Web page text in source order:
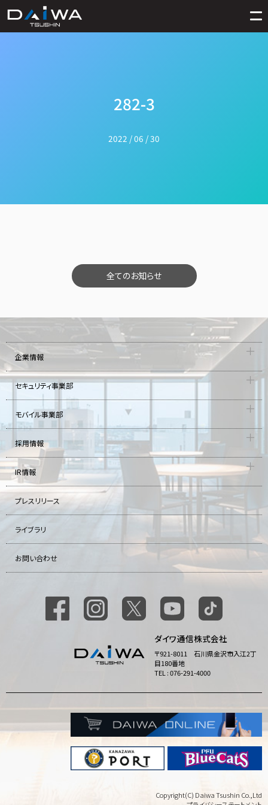
282-3
2022 / 06 / 30
全てのお知らせ
企業情報
セキュリティ事業部
モバイル事業部
採用情報
IR情報
プレスリリース
ライブラリ
お問い合わせ
ダイワ通信株式会社
〒921-8011 石川県金沢市入江2丁
目180番地
TEL : 076-291-4000
Copyright(C) Daiwa Tsushin Co.,Ltd